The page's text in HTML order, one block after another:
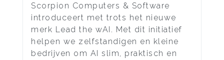
Scorpion Computers & Software
introduceert met trots het nieuwe
merk Lead the wAI. Met dit initiatief
helpen we zelfstandigen en kleine
bedrijven om AI slim, praktisch en